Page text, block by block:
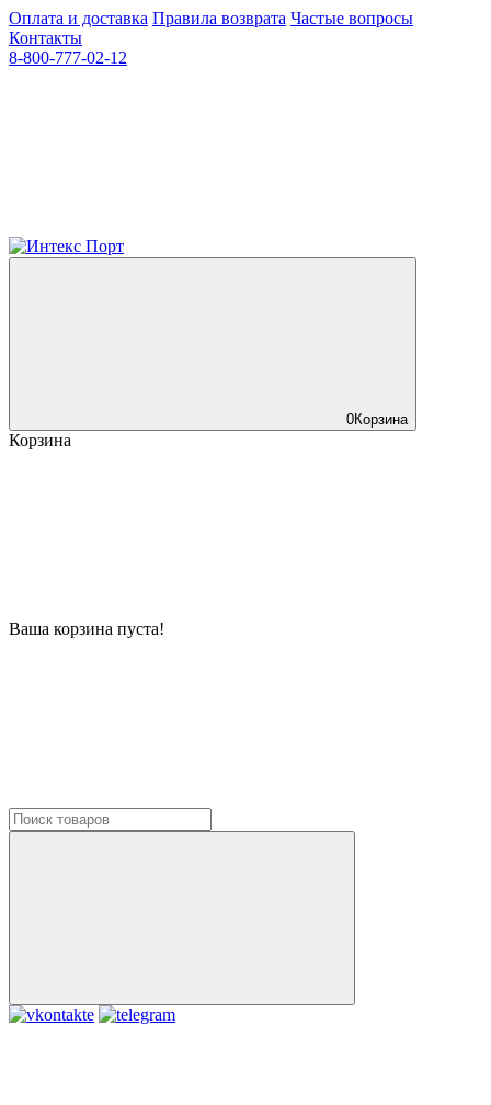
Оплата и доставка Правила возврата Частые вопросы
Контакты
8-800-777-02-12
0Корзина
Корзина
Ваша корзина пуста!